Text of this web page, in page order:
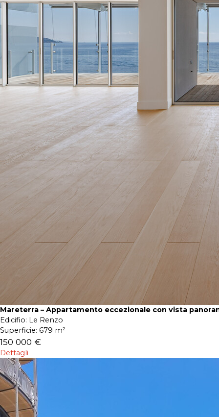
Mareterra – Appartamento eccezionale con vista
Edicifio: Le Renzo
Superficie: 679 m²
150 000 €
Dettagli